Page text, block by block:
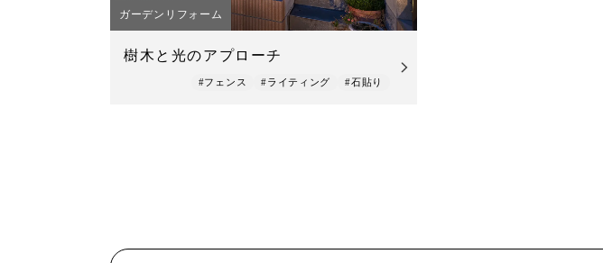
ガーデンリフォーム
樹木と光のアプローチ
#フェンス #ライティング #石貼り